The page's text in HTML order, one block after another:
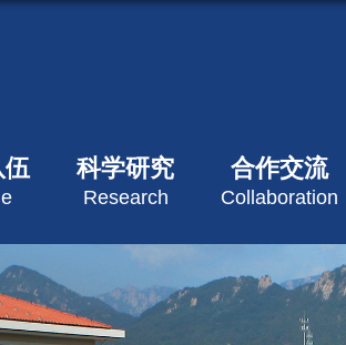
伍 科学研究
Research
合作交流
Collaboration